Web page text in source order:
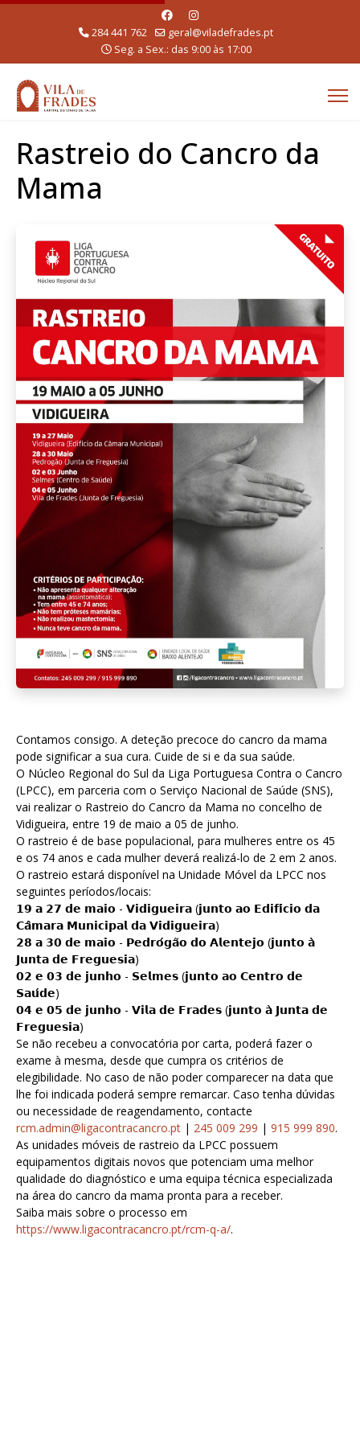
284 441 762
geral@viladefrades.pt
Seg. a Sex.: das 9:00 às 17:00
Rastreio do Cancro da
Mama
Contamos consigo. A deteção precoce do cancro da mama
pode significar a sua cura. Cuide de si e da sua saúde.
O Núcleo Regional do Sul da Liga Portuguesa Contra o Cancro
(LPCC), em parceria com o Serviço Nacional de Saúde (SNS),
vai realizar o Rastreio do Cancro da Mama no concelho de
Vidigueira, entre 19 de maio a 05 de junho.
O rastreio é de base populacional, para mulheres entre os 45
e os 74 anos e cada mulher deverá realizá-lo de 2 em 2 anos.
O rastreio estará disponível na Unidade Móvel da LPCC nos
seguintes períodos/locais:
𝟭𝟵 𝗮 𝟮𝟳 𝗱𝗲 𝗺𝗮𝗶𝗼 - 𝗩𝗶𝗱𝗶𝗴𝘂𝗲𝗶𝗿𝗮 (𝗷𝘂𝗻𝘁𝗼 𝗮𝗼 𝗘𝗱𝗶𝗳𝗶́𝗰𝗶𝗼 𝗱𝗮
𝗖𝗮̂𝗺𝗮𝗿𝗮 𝗠𝘂𝗻𝗶𝗰𝗶𝗽𝗮𝗹 𝗱𝗮 𝗩𝗶𝗱𝗶𝗴𝘂𝗲𝗶𝗿𝗮)
𝟮𝟴 𝗮 𝟯𝟬 𝗱𝗲 𝗺𝗮𝗶𝗼 - 𝗣𝗲𝗱𝗿𝗼́𝗴𝗮̃𝗼 𝗱𝗼 𝗔𝗹𝗲𝗻𝘁𝗲𝗷𝗼 (𝗷𝘂𝗻𝘁𝗼 𝗮̀
𝗝𝘂𝗻𝘁𝗮 𝗱𝗲 𝗙𝗿𝗲𝗴𝘂𝗲𝘀𝗶𝗮)
𝟬𝟮 𝗲 𝟬𝟯 𝗱𝗲 𝗷𝘂𝗻𝗵𝗼 - 𝗦𝗲𝗹𝗺𝗲𝘀 (𝗷𝘂𝗻𝘁𝗼 𝗮𝗼 𝗖𝗲𝗻𝘁𝗿𝗼 𝗱𝗲
𝗦𝗮𝘂́𝗱𝗲)
𝟬𝟰 𝗲 𝟬𝟱 𝗱𝗲 𝗷𝘂𝗻𝗵𝗼 - 𝗩𝗶𝗹𝗮 𝗱𝗲 𝗙𝗿𝗮𝗱𝗲𝘀 (𝗷𝘂𝗻𝘁𝗼 𝗮̀ 𝗝𝘂𝗻𝘁𝗮 𝗱𝗲
𝗙𝗿𝗲𝗴𝘂𝗲𝘀𝗶𝗮)
Se não recebeu a convocatória por carta, poderá fazer o
exame à mesma, desde que cumpra os critérios de
elegibilidade. No caso de não poder comparecer na data que
lhe foi indicada poderá sempre remarcar. Caso tenha dúvidas
ou necessidade de reagendamento, contacte
rcm.admin@ligacontracancro.pt | 245 009 299 | 915 999 890.
As unidades móveis de rastreio da LPCC possuem
equipamentos digitais novos que potenciam uma melhor
qualidade do diagnóstico e uma equipa técnica especializada
na área do cancro da mama pronta para a receber.
Saiba mais sobre o processo em
https://www.ligacontracancro.pt/rcm-q-a/.